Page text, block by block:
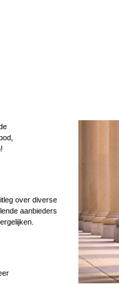
over diverse
aanbieders